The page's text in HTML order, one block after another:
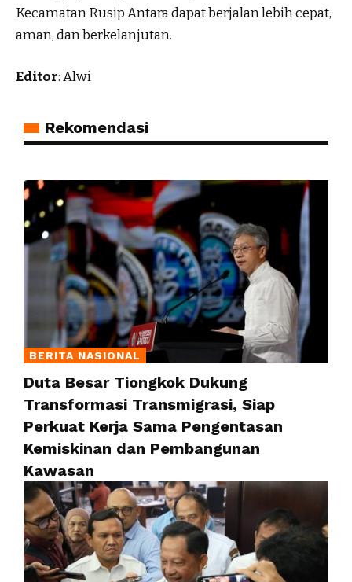
Kecamatan Rusip Antara dapat berjalan lebih cepat,
aman, dan berkelanjutan.
Editor: Alwi
Rekomendasi
BERITA NASIONAL
Duta Besar Tiongkok Dukung
Transformasi Transmigrasi, Siap
Perkuat Kerja Sama Pengentasan
Kemiskinan dan Pembangunan
Kawasan